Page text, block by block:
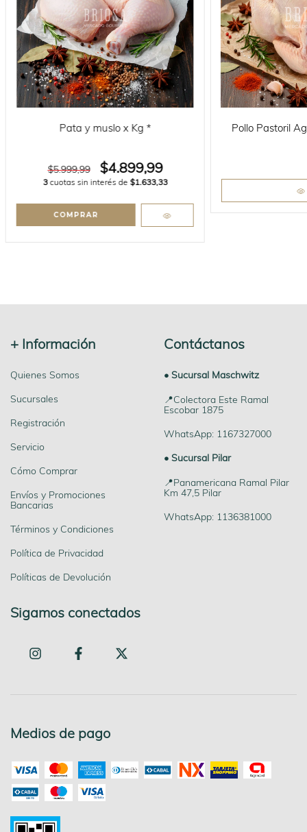
Pata y muslo x Kg *
$5.999,99 $4.899,99
3 cuotas sin interés de $1.633,33
Pollo Pastoril
+ Información
Quienes Somos
Sucursales
Registración
Servicio
Cómo Comprar
Envíos y Promociones
Bancarias
Términos y Condiciones
Política de Privacidad
Políticas de Devolución
Contáctanos
• Sucursal Maschwitz
📍Colectora Este Ramal
Escobar 1875
WhatsApp: 1167327000
• Sucursal Pilar
📍Panamericana Ramal Pilar
Km 47,5 Pilar
WhatsApp: 1136381000
Sigamos conectados
Medios de pago